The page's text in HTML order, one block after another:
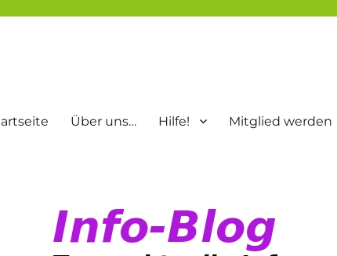
Über uns… Hilfe! Mitglied werden